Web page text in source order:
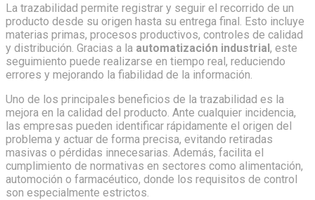
La trazabilidad permite registrar y seguir el recorrido de un
producto desde su origen hasta su entrega final. Esto incluye
materias primas, procesos productivos, controles de calidad
y distribución. Gracias a la automatización industrial, este
seguimiento puede realizarse en tiempo real, reduciendo
errores y mejorando la fiabilidad de la información.
Uno de los principales beneficios de la trazabilidad es la
mejora en la calidad del producto. Ante cualquier incidencia,
las empresas pueden identificar rápidamente el origen del
problema y actuar de forma precisa, evitando retiradas
masivas o pérdidas innecesarias. Además, facilita el
cumplimiento de normativas en sectores como alimentación,
automoción o farmacéutico, donde los requisitos de control
son especialmente estrictos.